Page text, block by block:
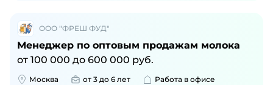
ООО "ФРЕШ ФУД"
Менеджер по оптовым продажам молока
от 100 000 до 600 000 руб.
Москва от 3 до 6 лет
Работа в офисе